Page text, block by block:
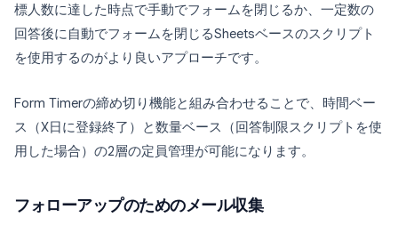
標人数に達した時点で手動でフォームを閉じるか、一定数の
回答後に自動でフォームを閉じるSheetsベースのスクリプト
を使用するのがより良いアプローチです。
Form Timerの締め切り機能と組み合わせることで、時間ベー
ス（X日に登録終了）と数量ベース（回答制限スクリプトを使
用した場合）の2層の定員管理が可能になります。
フォローアップのためのメール収集